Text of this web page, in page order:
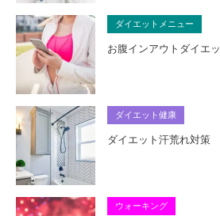
ダイエットメニュー
お腹インアウトダイエ
ダイエット健康
ダイエット汗荒れ対策
ウォーキング